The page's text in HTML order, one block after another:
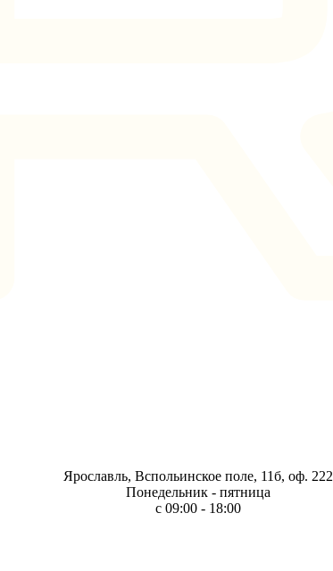
Ярославль, Вспольинское поле, 11б, оф. 222
Понедельник - пятница
с 09:00 - 18:00